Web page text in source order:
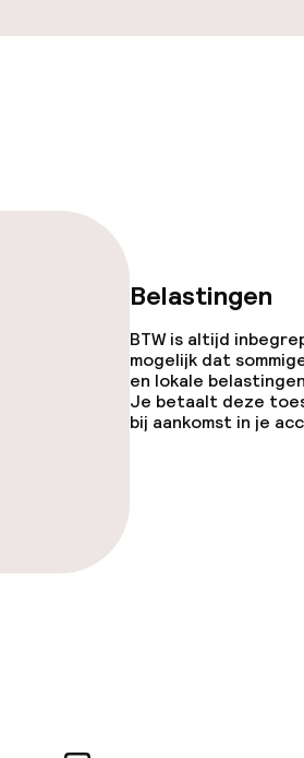
Belastingen
BTW is altijd
mogelijk dat
en lokale
Je betaalt deze
bij aankomst in je